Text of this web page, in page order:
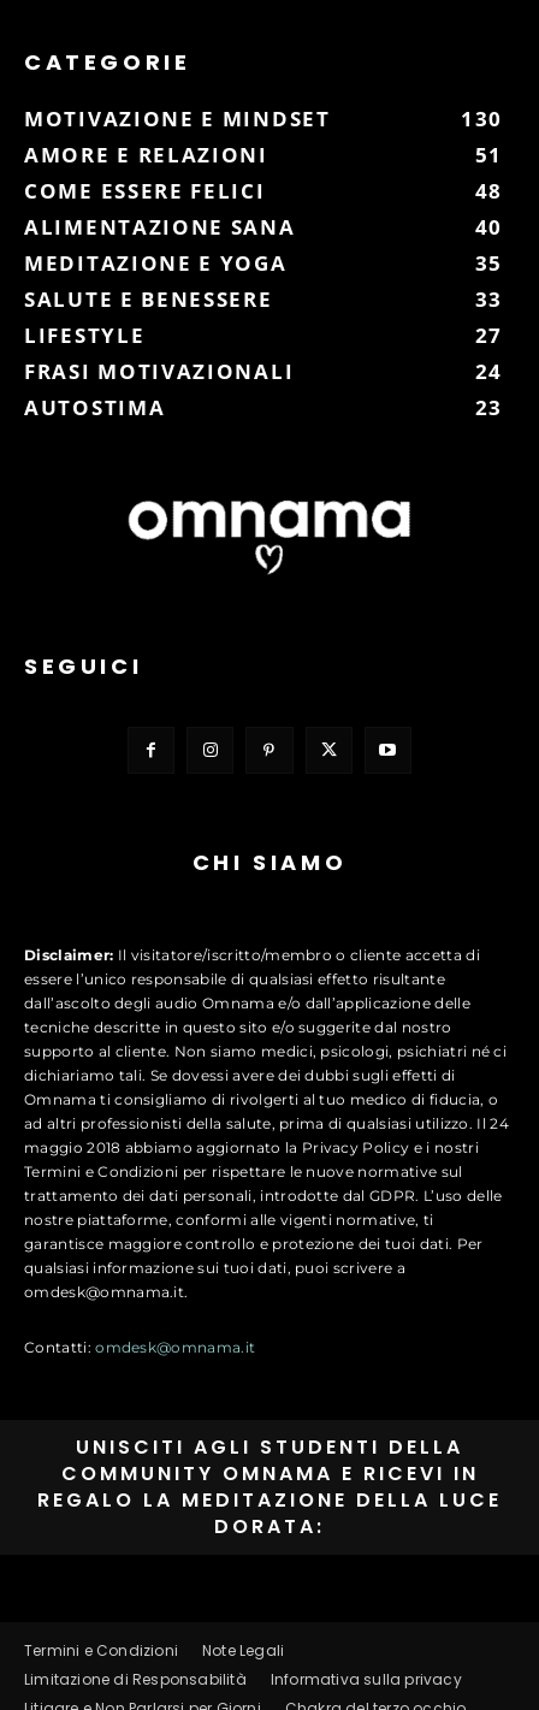
CATEGORIE
MOTIVAZIONE E MINDSET
130
AMORE E RELAZIONI
51
COME ESSERE FELICI
48
ALIMENTAZIONE SANA
40
MEDITAZIONE E YOGA
35
SALUTE E BENESSERE
33
LIFESTYLE
27
FRASI MOTIVAZIONALI
24
AUTOSTIMA
23
SEGUICI
CHI SIAMO
Disclaimer: Il visitatore/iscritto/membro o cliente accetta di
essere l’unico responsabile di qualsiasi effetto risultante
dall’ascolto degli audio Omnama e/o dall’applicazione delle
tecniche descritte in questo sito e/o suggerite dal nostro
supporto al cliente. Non siamo medici, psicologi, psichiatri né ci
dichiariamo tali. Se dovessi avere dei dubbi sugli effetti di
Omnama ti consigliamo di rivolgerti al tuo medico di fiducia, o
ad altri professionisti della salute, prima di qualsiasi utilizzo. Il 24
maggio 2018 abbiamo aggiornato la Privacy Policy e i nostri
Termini e Condizioni per rispettare le nuove normative sul
trattamento dei dati personali, introdotte dal GDPR. L’uso delle
nostre piattaforme, conformi alle vigenti normative, ti
garantisce maggiore controllo e protezione dei tuoi dati. Per
qualsiasi informazione sui tuoi dati, puoi scrivere a
omdesk@omnama.it.
Contatti:omdesk@omnama.it
UNISCITI AGLI STUDENTI DELLA
COMMUNITY OMNAMA E RICEVI IN
REGALO LA MEDITAZIONE DELLA LUCE
DORATA:
Termini e Condizioni
Note Legali
Limitazione di Responsabilità
Informativa sulla privacy